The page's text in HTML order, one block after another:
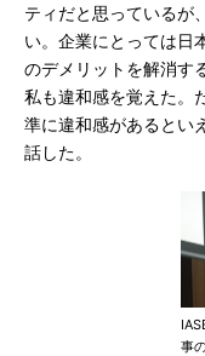
ティだと思っているが
い。企業にとっては日
のデメリットを解消す
私も違和感を覚えた。
準に違和感があるとい
話した。
事